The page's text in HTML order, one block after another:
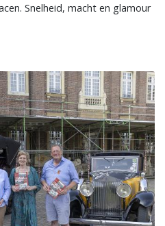
Snelheid, macht en glamour